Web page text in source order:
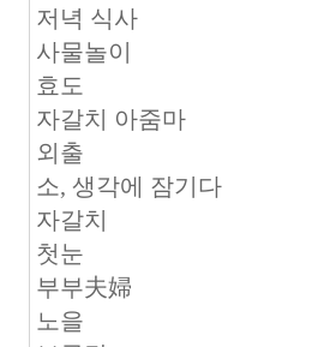
저녁 식사
사물놀이
효도
자갈치 아줌마
외출
소, 생각에 잠기다
자갈치
첫눈
부부夫婦
노을